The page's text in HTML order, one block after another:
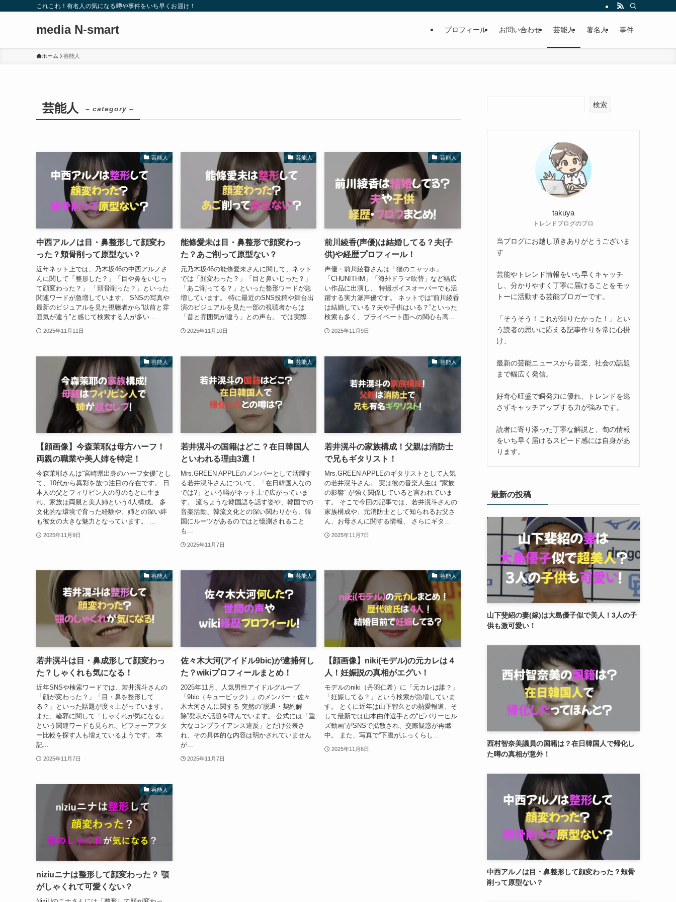
これこれ！有名人の気になる噂や事件をいち早くお届け！
media N-smart プロフィール お問い合わせ 芸能人 著名人 事件
ホーム 芸能人
芸能人 – category –
芸能人
中西アルノは目・鼻整形して顔変わ
った？頬骨削って原型ない？
近年ネット上では、乃木坂46の中西アルノさ
んに関して「整形した？」「目や鼻をいじっ
て顔変わった？」 「頬骨削った？」といった
関連ワードが急増しています。 SNSの写真や
最新のビジュアルを見た視聴者から“以前と雰
囲気が違う”と感じて検索する人が多い...
2025年11月11日
芸能人
能條愛未は目・鼻整形で顔変わっ
た？あご削って原型ない？
元乃木坂46の能條愛未さんに関して、ネット
では「顔変わった？」「目と鼻いじった？」
「あご削ってる？」といった整形ワードが急
増しています。 特に最近のSNS投稿や舞台出
演のビジュアルを見た一部の視聴者からは
「昔と雰囲気が違う」との声も。 では実際...
2025年11月10日
芸能人
前川綾香(声優)は結婚してる？夫(子
供)や経歴プロフィール！
声優・前川綾香さんは「猫のニャッホ」
「CHUNITHM」「海外ドラマ吹替」など幅広
い作品に出演し、 特撮ボイスオーバーでも活
躍する実力派声優です。 ネットでは“前川綾香
は結婚している？夫や子供はいる？”といった
検索も多く、プライベート面への関心も高...
2025年11月9日
芸能人
【顔画像】今森茉耶は母方ハーフ！
両親の職業や美人姉を特定！
今森茉耶さんは“宮崎県出身のハーフ女優”とし
て、10代から異彩を放つ注目の存在です。 日
本人の父とフィリピン人の母のもとに生ま
れ、家族は両親と美人姉という4人構成。 多
文化的な環境で育った経験や、姉との深い絆
も彼女の大きな魅力となっています。 ...
2025年11月9日
芸能人
若井滉斗の国籍はどこ？在日韓国人
といわれる理由3選！
Mrs.GREEN APPLEのメンバーとして活躍す
る若井滉斗さんについて、「在日韓国人なの
では?」という噂がネット上で広がっていま
す。 流ちょうな韓国語を話す姿や、韓国での
音楽活動、韓流文化との深い関わりから、韓
国にルーツがあるのではと憶測されること
も...
2025年11月7日
芸能人
若井滉斗の家族構成！父親は消防士
で兄もギタリスト！
Mrs.GREEN APPLEのギタリストとして人気
の若井滉斗さん。 実は彼の音楽人生は “家族
の影響” が強く関係していると言われていま
す。 そこで今回の記事では、若井滉斗さんの
家族構成や、元消防士として知られるお父さ
ん、お母さんに関する情報、 さらにギタ...
2025年11月7日
芸能人
若井滉斗は目・鼻成形して顔変わっ
た？しゃくれも気になる！
近年SNSや検索ワードでは、若井滉斗さんの
「顔が変わった？」「目・鼻を整形して
る？」といった話題が度々上がっています。
また、輪郭に関して「しゃくれが気になる」
という関連ワードも見られ、ビフォーアフタ
ー比較を探す人も増えているようです。 本
記...
2025年11月7日
芸能人
佐々木大河(アイドル9bic)が逮捕何し
た？wikiプロフィールまとめ！
2025年11月、人気男性アイドルグループ
「9bic（キュービック）」のメンバー・佐々
木大河さんに関する 突然の“脱退・契約解
除”発表が話題を呼んでいます。 公式には「重
大なコンプライアンス違反」とだけ公表さ
れ、その具体的な内容は明かされていません
が...
2025年11月7日
芸能人
【顔画像】niki(モデル)の元カレは４
人！妊娠説の真相がエグい！
モデルのniki（丹羽仁希）に「元カレは誰？」
「妊娠してる？」という検索が急増していま
す。 とくに近年は山下智久との熱愛報道、そ
して最新では山本由伸選手との“ビバリーヒル
ズ動画”がSNSで拡散され、交際疑惑が再燃
中。 また、写真で“下腹がふっくらし...
2025年11月6日
芸能人
niziuニナは整形して顔変わった？ 顎
がしゃくれて可愛くない？
検索
takuya
トレンドブログのプロ
当ブログにお越し頂きありがとうございま
す
芸能やトレンド情報をいち早くキャッチ
し、分かりやすく丁寧に届けることをモッ
トーに活動する芸能ブロガーです。
「そうそう！これが知りたかった！」とい
う読者の思いに応える記事作りを常に心掛
け、
最新の芸能ニュースから音楽、社会の話題
まで幅広く発信。
好奇心旺盛で瞬発力に優れ、トレンドを逃
さずキャッチアップする力が強みです。
読者に寄り添った丁寧な解説と、旬の情報
をいち早く届けるスピード感には自身があ
ります。
最新の投稿
山下斐紹の妻(嫁)は大島優子似で美人！3人の子
供も激可愛い！
西村智奈美議員の国籍は？在日韓国人で帰化し
た噂の真相が意外！
中西アルノは目・鼻整形して顔変わった？頬骨
削って原型ない？